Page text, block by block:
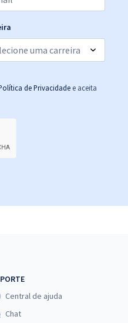
de Privacidade e aceita
Central de ajuda
Chat